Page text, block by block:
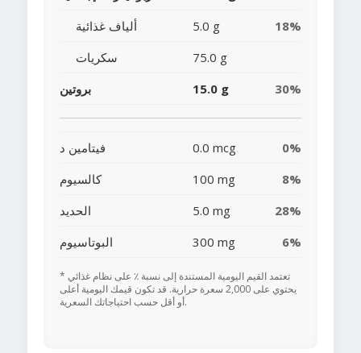
ألياف غذائية
5.0 g
18%
سكريات
75.0 g
بروتين
15.0 g 30%
فيتامين د 0.0 mcg
0%
كالسيوم
100 mg
8%
الحديد
5.0 mg
28%
البوتاسيوم
300 mg 6%
* تعتمد القيم اليومية المستندة إلى نسبة ٪ على نظام غذائي
يحتوي على 2,000 سعرة حرارية. قد تكون قيمك اليومية أعلى
أو أقل حسب احتياجاتك السعرية.